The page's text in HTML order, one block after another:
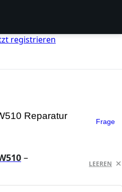
registrieren
Reparatur
Frage
–
LEEREN